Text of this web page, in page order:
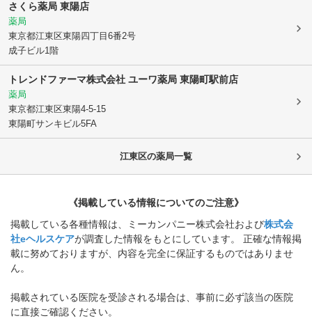
さくら薬局 東陽店
薬局
東京都江東区東陽四丁目6番2号
成子ビル1階
トレンドファーマ株式会社 ユーワ薬局 東陽町駅前店
薬局
東京都江東区東陽4-5-15
東陽町サンキビル5FA
江東区の薬局一覧
《掲載している情報についてのご注意》
掲載している各種情報は、ミーカンパニー株式会社および株式会
社eヘルスケアが調査した情報をもとにしています。 正確な情報掲
載に努めておりますが、内容を完全に保証するものではありませ
ん。
掲載されている医院を受診される場合は、事前に必ず該当の医院
に直接ご確認ください。